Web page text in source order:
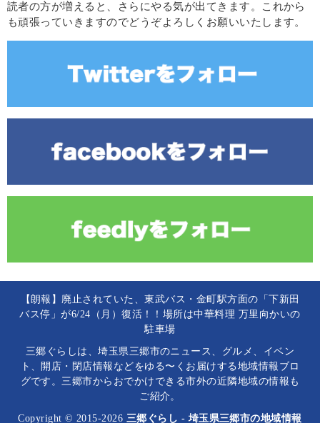
読者の方が増えると、さらにやる気が出てきます。これから
も頑張っていきますのでどうぞよろしくお願いいたします。
【朗報】廃止されていた、東武バス・金町駅方面の「下新田
バス停」が6/24（月）復活！！場所は中華料理 万里向かいの
駐車場
三郷ぐらしは、埼玉県三郷市のニュース、グルメ、イベン
ト、開店・閉店情報などをゆる〜くお届けする地域情報ブロ
グです。三郷市からおでかけできる市外の近隣地域の情報も
ご紹介。
Copyright © 2015-2026 三郷ぐらし - 埼玉県三郷市の地域情報